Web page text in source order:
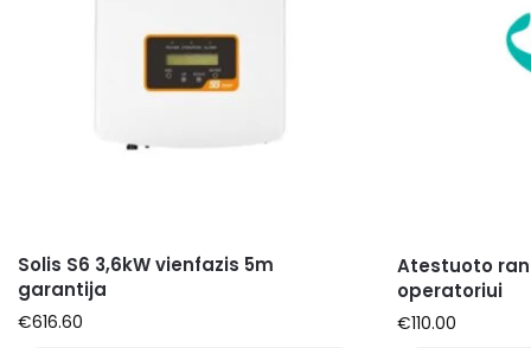
Solis S6 3,6kW vienfazis 5m
garantija
€616.60
Atestuoto
operatoriui
€110.00